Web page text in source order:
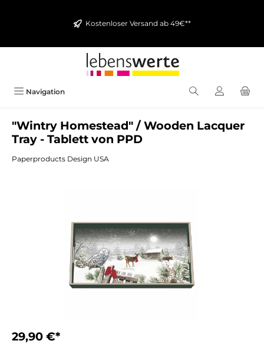
Kostenloser Versand ab 49€**
Navigation
"Wintry Homestead" / Wooden Lacquer
Tray - Tablett von PPD
Paperproducts Design USA
29,90 €*